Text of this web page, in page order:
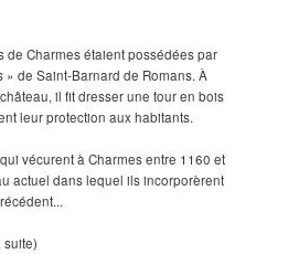
de Charmes étaient possédées par
de Saint-Barnard de Romans. À
il fit dresser une tour en bois
leur protection aux habitants.
vécurent à Charmes entre 1160 et
actuel dans lequel ils incorporèrent
suite)